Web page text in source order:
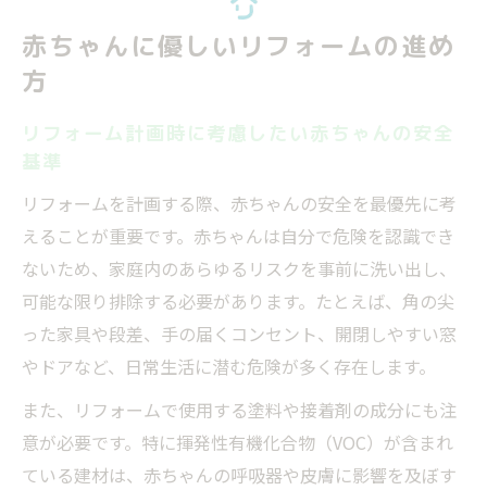
リフォーム中も赤ちゃんが安心して過ごす
工夫
リフォーム中の赤ちゃんの安全確保の基本
家具固定やゲート設置でリフォーム効果を
高める
赤ちゃんの誤飲・感電対策をリフォームで
実現
リフォーム時に注意したいベビーゾーンの
分離
赤ちゃんの在宅時間を考慮した工事スケジ
ュール
赤ちゃんに優しいリフォームの進め
方
リフォーム計画時に考慮したい赤ちゃんの安全
基準
リフォームを計画する際、赤ちゃんの安全を最優先に考
えることが重要です。赤ちゃんは自分で危険を認識でき
ないため、家庭内のあらゆるリスクを事前に洗い出し、
可能な限り排除する必要があります。たとえば、角の尖
った家具や段差、手の届くコンセント、開閉しやすい窓
やドアなど、日常生活に潜む危険が多く存在します。
また、リフォームで使用する塗料や接着剤の成分にも注
意が必要です。特に揮発性有機化合物（VOC）が含まれ
ている建材は、赤ちゃんの呼吸器や皮膚に影響を及ぼす